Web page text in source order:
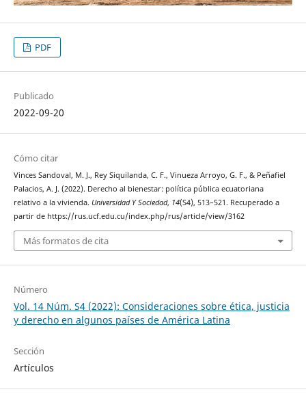
PDF
Publicado
2022-09-20
Cómo citar
Vinces Sandoval, M. J., Rey Siquilanda, C. F., Vinueza Arroyo, G. F., & Peñafiel
Palacios, A. J. (2022). Derecho al bienestar: política pública ecuatoriana
relativo a la vivienda. Universidad Y Sociedad, 14(S4), 513–521. Recuperado a
partir de https://rus.ucf.edu.cu/index.php/rus/article/view/3162
Más formatos de cita
Número
Vol. 14 Núm. S4 (2022): Consideraciones sobre ética, justicia
y derecho en algunos países de América Latina
Sección
Artículos